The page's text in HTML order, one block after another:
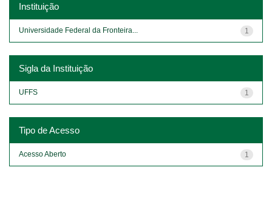
Instituição
1
Universidade Federal da Fronteira...
Sigla da Instituição
1
UFFS
Tipo de Acesso
1
Acesso Aberto